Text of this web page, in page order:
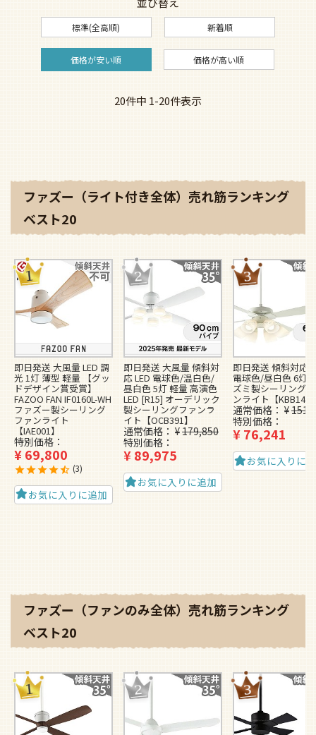
標準(全高順) 新着順
価格が安い順 価格が高い順
20件中 1-20件表示
ファズー（ライト付き全体）売れ筋ランキング
ベスト20
即日発送 大風量 LED 調
光 1灯 薄型 軽量 【グッ
ドデザイン賞受賞】
FAZOO FAN IF0160L-WH
ファズー製シーリング
ファンライト
【IAE001】
特別価格
¥69,800
3
お気に入りに追加
即日発送 大風量 傾斜対
応 LED 電球色/温白色/
昼白色 5灯 軽量 高演色
LED [R15] オーデリック
製シーリングファンラ
イト【OCB391】
通常価格 ¥179,850
特別価格
¥89,975
お気に入りに追加
即日発送 傾斜対応
電球色/昼白色 6灯
ズミ製シーリング
ンライト【KBB148
通常価格 ¥
特別価格
¥76,241
お気に入りに
ファズー（ファンのみ全体）売れ筋ランキング
ベスト20